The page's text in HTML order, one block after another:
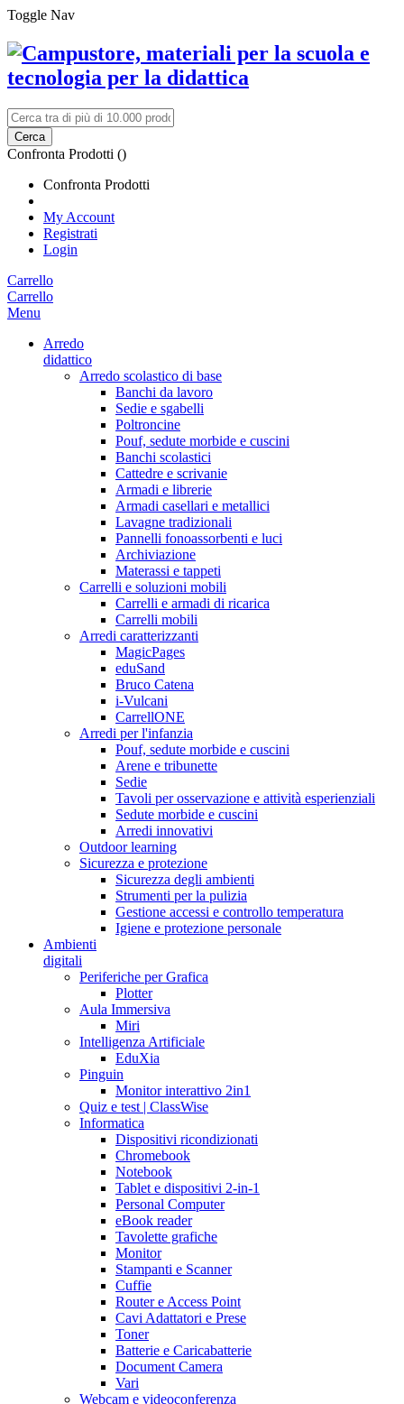
Toggle Nav
Cerca
Confronta Prodotti ()
Confronta Prodotti
My Account
Registrati
Login
Carrello
Carrello
Menu
Arredo
didattico
Arredo scolastico di base
Banchi da lavoro
Sedie e sgabelli
Poltroncine
Pouf, sedute morbide e cuscini
Banchi scolastici
Cattedre e scrivanie
Armadi e librerie
Armadi casellari e metallici
Lavagne tradizionali
Pannelli fonoassorbenti e luci
Archiviazione
Materassi e tappeti
Carrelli e soluzioni mobili
Carrelli e armadi di ricarica
Carrelli mobili
Arredi caratterizzanti
MagicPages
eduSand
Bruco Catena
i-Vulcani
CarrellONE
Arredi per l'infanzia
Pouf, sedute morbide e cuscini
Arene e tribunette
Sedie
Tavoli per osservazione e attività esperienziali
Sedute morbide e cuscini
Arredi innovativi
Outdoor learning
Sicurezza e protezione
Sicurezza degli ambienti
Strumenti per la pulizia
Gestione accessi e controllo temperatura
Igiene e protezione personale
Ambienti
digitali
Periferiche per Grafica
Plotter
Aula Immersiva
Miri
Intelligenza Artificiale
EduXia
Pinguin
Monitor interattivo 2in1
Quiz e test | ClassWise
Informatica
Dispositivi ricondizionati
Chromebook
Notebook
Tablet e dispositivi 2-in-1
Personal Computer
eBook reader
Tavolette grafiche
Monitor
Stampanti e Scanner
Cuffie
Router e Access Point
Cavi Adattatori e Prese
Toner
Batterie e Caricabatterie
Document Camera
Vari
Webcam e videoconferenza